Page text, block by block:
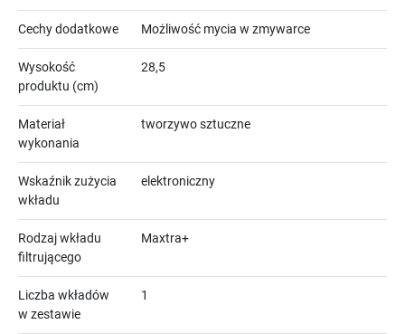
Cechy dodatkowe Możliwość mycia w zmywarce
Wysokość
produktu (cm)
28,5
Materiał
wykonania
tworzywo sztuczne
Wskaźnik zużycia
wkładu
elektroniczny
Rodzaj wkładu
filtrującego
Maxtra+
Liczba wkładów
w zestawie
1